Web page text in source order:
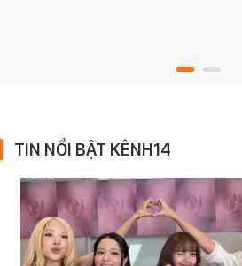
TIN NỔI BẬT KÊNH14